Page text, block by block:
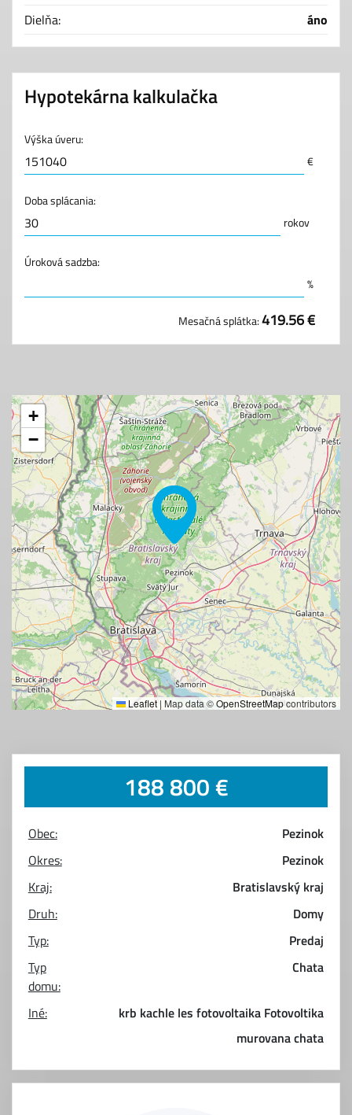
Dielňa: áno
Hypotekárna kalkulačka
Výška úveru:
€
Doba splácania:
rokov
Úroková sadzba:
%
Mesačná splátka:419.56 €
+
−
Leaflet | Map data ©OpenStreetMapcontributors
188 800 €
Obec:
Pezinok
Okres:
Pezinok
Kraj:
Bratislavský kraj
Druh:
Domy
Typ:
Predaj
Typ
domu:
Chata
Iné: krb kachle les fotovoltaika Fotovoltika
murovana chata